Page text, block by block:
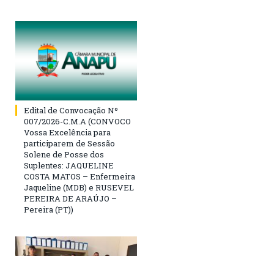
Edital de Convocação Nº
007/2026-C.M.A (CONVOCO
Vossa Excelência para
participarem de Sessão
Solene de Posse dos
Suplentes: JAQUELINE
COSTA MATOS – Enfermeira
Jaqueline (MDB) e RUSEVEL
PEREIRA DE ARAÚJO –
Pereira (PT))